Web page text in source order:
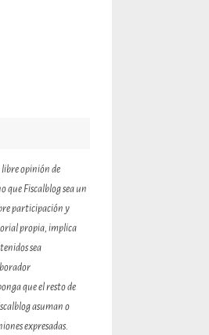
libre opinión de
que Fiscalblog sea un
participación y
propia, implica
sea
que el resto de
asuman o
expresadas.